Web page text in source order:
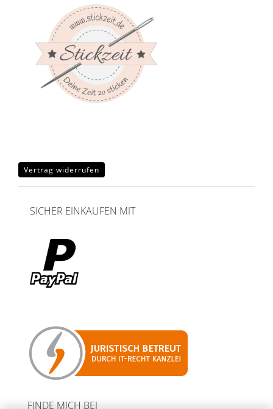
Vertrag widerrufen
SICHER EINKAUFEN MIT
FINDE MICH BEI